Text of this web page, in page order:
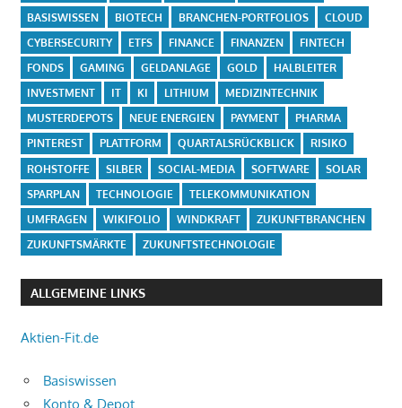
BASISWISSEN
BIOTECH BRANCHEN-PORTFOLIOS
CLOUD
CYBERSECURITY
ETFS FINANCE FINANZEN
FINTECH
FONDS
GAMING GELDANLAGE GOLD
HALBLEITER
INVESTMENT
IT KI LITHIUM
MEDIZINTECHNIK
MUSTERDEPOTS
NEUE ENERGIEN PAYMENT
PHARMA
PINTEREST
PLATTFORM QUARTALSRÜCKBLICK
RISIKO
ROHSTOFFE
SILBER SOCIAL-MEDIA SOFTWARE
SOLAR
SPARPLAN
TECHNOLOGIE
TELEKOMMUNIKATION
UMFRAGEN
WIKIFOLIO WINDKRAFT
ZUKUNFTBRANCHEN
ZUKUNFTSMÄRKTE
ZUKUNFTSTECHNOLOGIE
ALLGEMEINE LINKS
Aktien-Fit.de
Basiswissen
Konto & Depot